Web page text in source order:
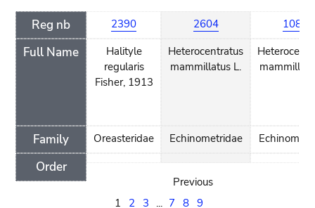
Reg nb
Full Name
Family
Order
2390
Halityle
regularis
Fisher, 1913
Oreasteridae
2604
Heterocentratus
mammillatus L.
Echinometridae
1087
Previous
1
2 3 ... 7 8 9